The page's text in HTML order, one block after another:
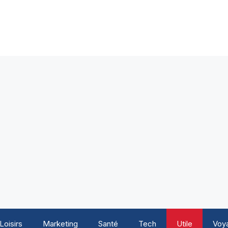
Loisirs Marketing Santé Tech Utile